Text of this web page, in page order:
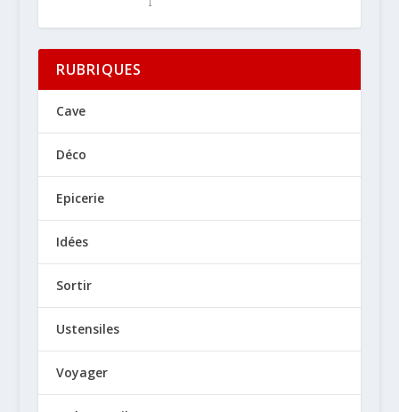
RUBRIQUES
Cave
Déco
Epicerie
Idées
Sortir
Ustensiles
Voyager